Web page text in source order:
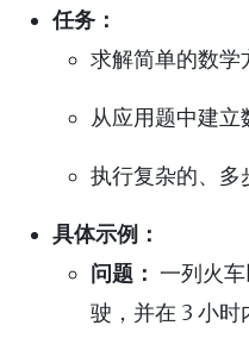
任务：
求解简单的数学
从应用题中建立
执行复杂的、多
具体示例：
问题： 一列火
驶，并在 3 小